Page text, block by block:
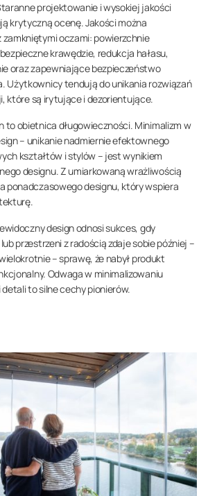
projektowanie i wysokiej jakości
krytyczną ocenę. Jakości można
oczami: powierzchnie
krawędzie, redukcja hałasu,
oraz zapewniające bezpieczeństwo
Użytkownicy tendują do unikania rozwiązań
które są irytujące i dezorientujące.
to obietnica długowieczności. Minimalizm w
– unikanie nadmiernie efektownego
kształtów i stylów – jest wynikiem
designu. Z umiarkowaną wrażliwością
ponadczasowego designu, który wspiera
design odnosi sukces, gdy
przestrzeni z radością zdaje sobie później –
– sprawę, że nabył produkt
Odwaga w minimalizowaniu
to silne cechy pionierów.